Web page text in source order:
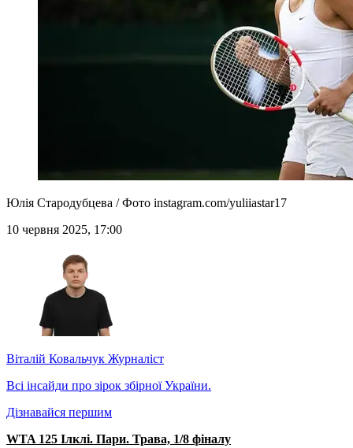
Юлія Стародубцева / Фото instagram.com/yuliiastar17
10 червня 2025, 17:00
Віталій Ковальчук Журналіст
Всі інсайди про зірок збірної України.
Дізнавайся першим
WTA 125 Ілклі. Пари. Трава, 1/8 фіналу